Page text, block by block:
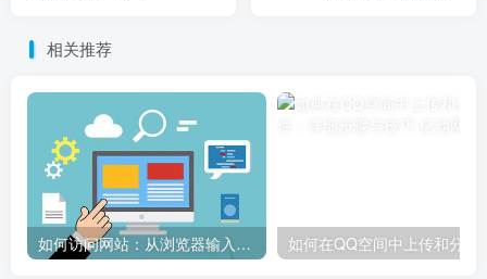
相关推荐
如何访问网站：从浏览器输入到页面加载的完整步骤详解